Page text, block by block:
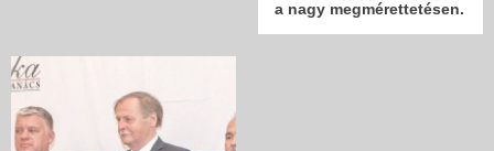
a nagy megmérettetésen.